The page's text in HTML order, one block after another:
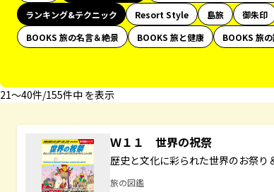
ランキング&テクニック
Resort Style 島旅 御朱印
BOOKS 旅の名言＆絶景
BOOKS 旅と健康 BOOKS 旅
21〜40件/155件中 を表示
Ｗ１１ 世界の祝祭
歴史と文化に彩られた世界のお祭り
旅の図鑑